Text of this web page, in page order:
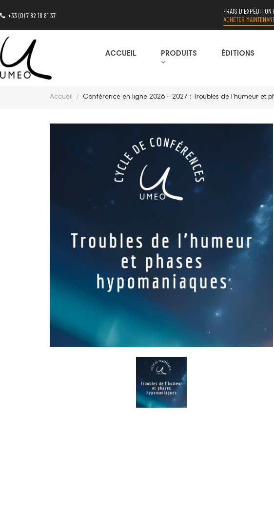
+33 (0) 7 82 18 81 37
FRAIS D'EXPÉDITION
ACHETER
ACCUEIL PRODUITS ÉDITIONS
Accueil Conférence en ligne 2026 - 2027 : Troubles de l’humeur et